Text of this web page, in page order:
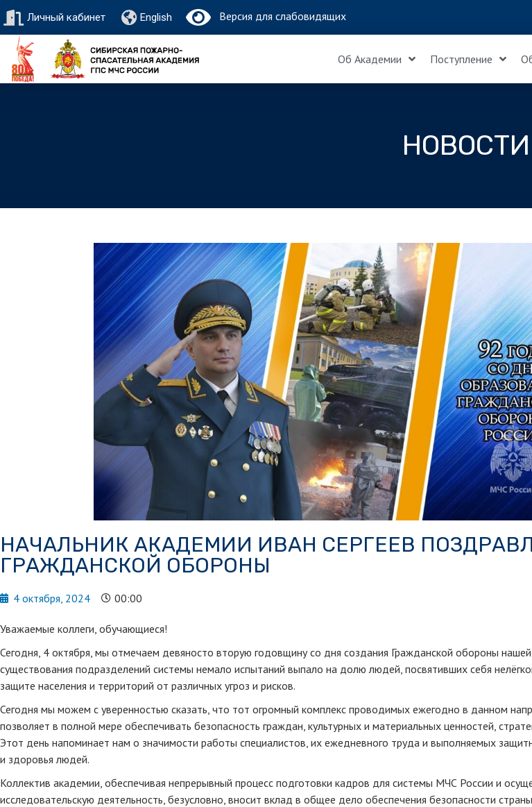
Личный кабинет English Версия для слабовидящих
Об Академии Поступление
НОВОСТИ
НАЧАЛЬНИК АКАДЕМИИ ИВАН СЕРГЕЕВ
ГРАЖДАНСКОЙ ОБОРОНЫ
4 октября, 2024 00:00
Уважаемые коллеги, обучающиеся!
Сегодня, 4 октября, мы отмечаем девяносто вторую годовщину со дня создания Гражданской обороны
существования подразделений системы немало испытаний выпало на долю людей, посвятивших себя
защите населения и территорий от различных угроз и рисков.
Сегодня мы можем с уверенностью сказать, что тот огромный комплекс проводимых ежегодно в данном
позволяет в полной мере обеспечивать безопасность граждан, культурных и материальных ценностей,
Этот день напоминает нам о значимости работы специалистов, их ежедневного труда и выполняемых
и здоровья людей.
Коллектив академии, обеспечивая непрерывный процесс подготовки кадров для системы МЧС России и
исследовательскую деятельность, безусловно, вносит вклад в общее дело обеспечения безопасности